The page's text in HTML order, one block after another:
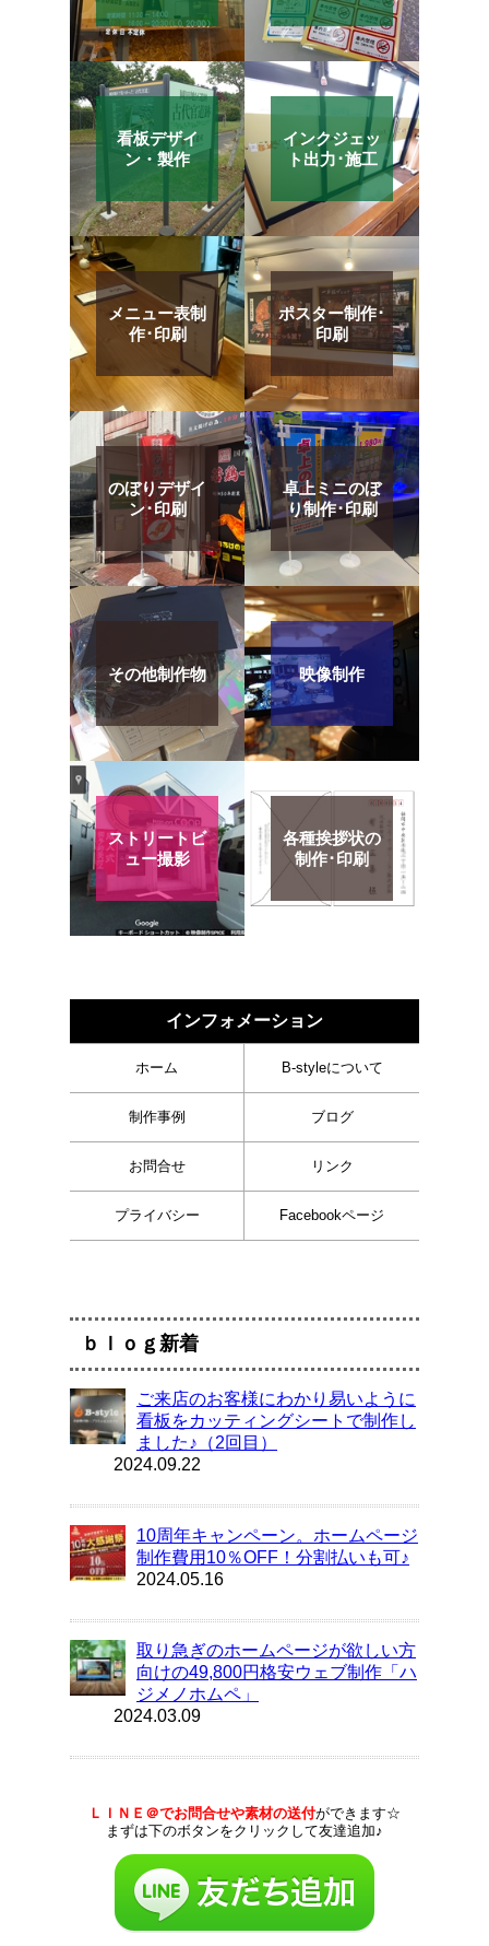
看板デザイ
ン・製作
インクジェッ
ト出力･施工
メニュー表制
作･印刷
ポスター制作･
印刷
のぼりデザイ
ン･印刷
卓上ミニのぼ
り制作･印刷
その他制作物 映像制作
ストリートビ
ュー撮影
各種挨拶状の
制作･印刷
インフォメーション
ホーム B-styleについて
制作事例 ブログ
お問合せ リンク
プライバシー Facebookページ
ｂｌｏｇ新着
ご来店のお客様にわかり易いように
看板をカッティングシートで制作し
ました♪（2回目）
2024.09.22
10周年キャンペーン。ホームページ
制作費用10％OFF！分割払いも可♪
2024.05.16
取り急ぎのホームページが欲しい方
向けの49,800円格安ウェブ制作「ハ
ジメノホムペ」
2024.03.09
ＬＩＮＥ＠でお問合せや素材の送付ができます☆
まずは下のボタンをクリックして友達追加♪